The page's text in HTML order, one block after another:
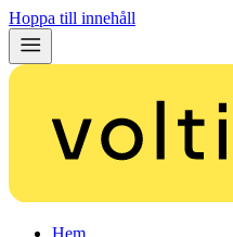
Hoppa till innehåll
Hem